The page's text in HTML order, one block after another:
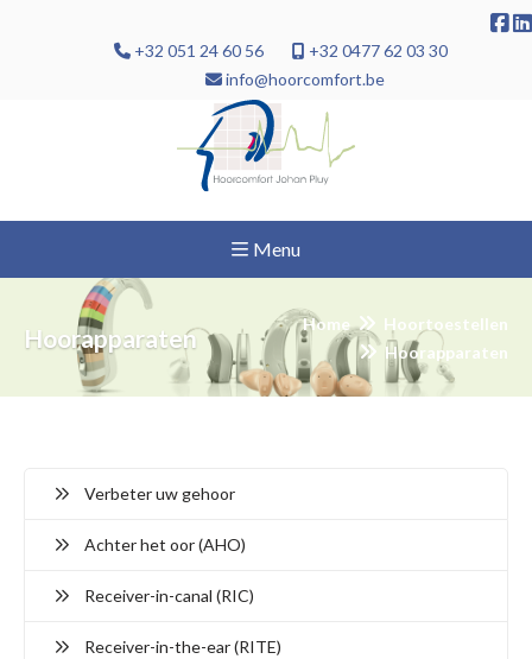
+32 051 24 60 56
+32 0477 62 03 30
info@hoorcomfort.be
Menu
Hoorapparaten Home
Hoortoestellen
Hoorapparaten
Verbeter uw gehoor
Achter het oor (AHO)
Receiver-in-canal (RIC)
Receiver-in-the-ear (RITE)